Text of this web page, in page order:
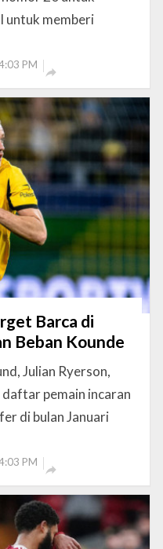
untuk memberi
PM

Barca di
Beban Kounde
Julian Ryerson,
pemain incaran
di bulan Januari
PM
